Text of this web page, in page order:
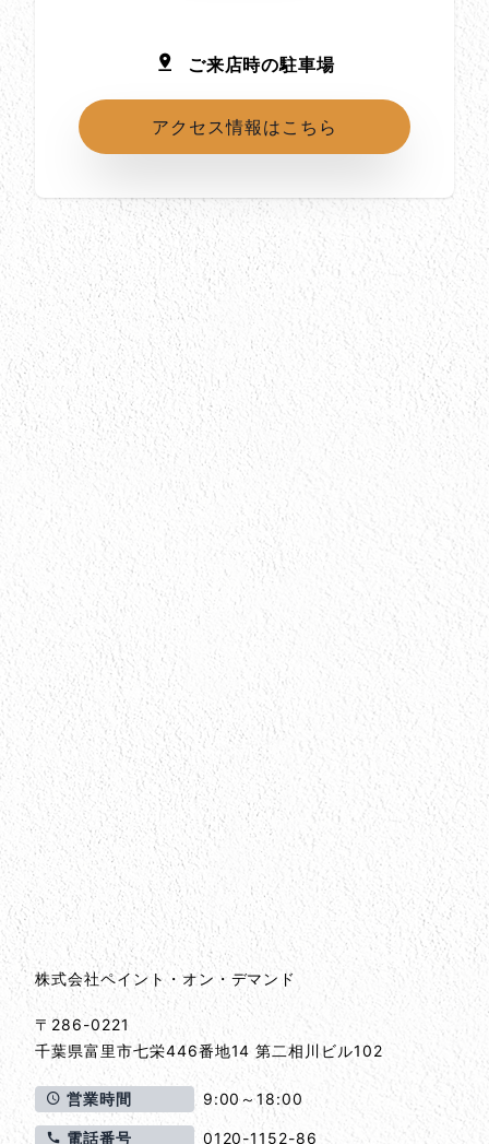
ご来店時の駐車場
アクセス情報はこちら
所在地
会社情報とサイトマップ
会社情報
株式会社ペイント・オン・デマンド
〒286-0221
千葉県富里市七栄446番地14 第二相川ビル102
営業時間 9:00～18:00
電話番号 0120-1152-86